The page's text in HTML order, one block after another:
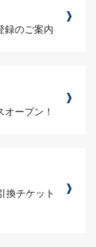
録のご案内
ープン！
換チケット